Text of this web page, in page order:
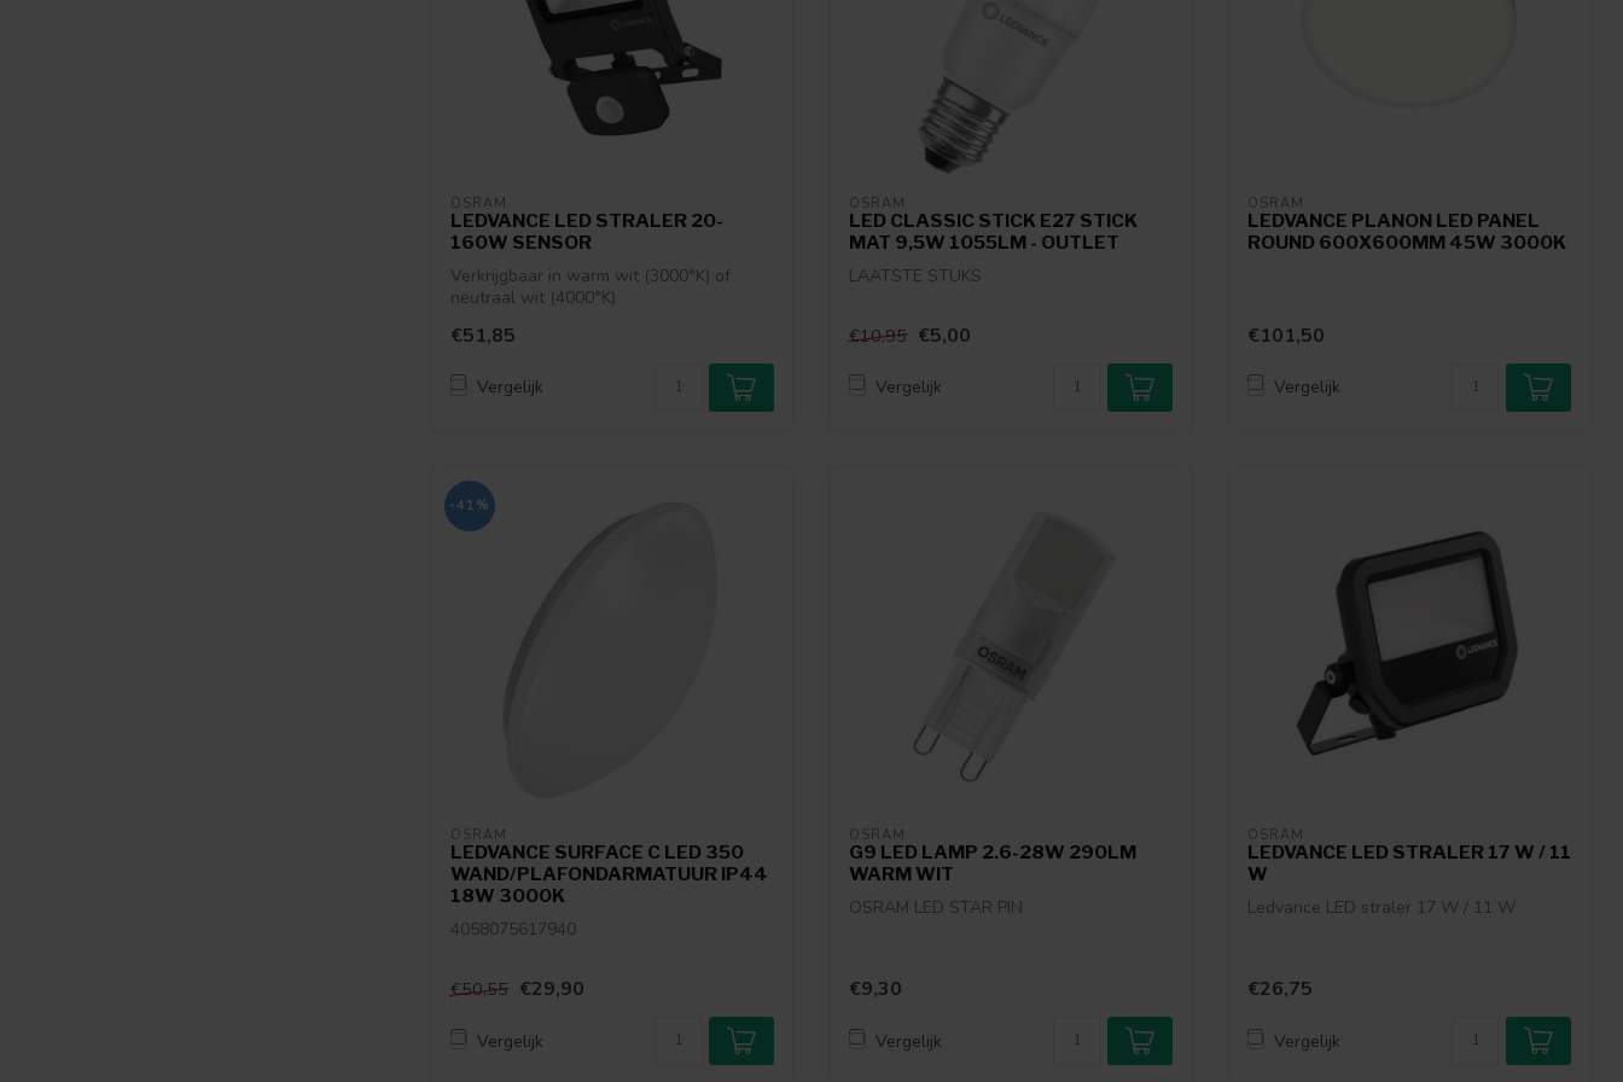
OSRAM
LEDVANCE LED STRALER 20-
160W SENSOR
Verkrijgbaar in warm wit (3000°K) of
neutraal wit (4000°K)
€51,85
Vergelijk
OSRAM
LED CLASSIC STICK E27 STICK
MAT 9,5W 1055LM - OUTLET
LAATSTE STUKS
€10,95 €5,00
Vergelijk
OSRAM
LEDVANCE PLANON LED PANEL
ROUND 600X600MM 45W 3000K
€101,50
Vergelijk
-41%
OSRAM
LEDVANCE SURFACE C LED 350
WAND/PLAFONDARMATUUR IP44
18W 3000K
4058075617940
€50,55 €29,90
Vergelijk
OSRAM
G9 LED LAMP 2.6-28W 290LM
WARM WIT
OSRAM LED STAR PIN
€9,30
Vergelijk
OSRAM
LEDVANCE LED STRALER 17 W / 11
W
Ledvance LED straler 17 W / 11 W
€26,75
Vergelijk